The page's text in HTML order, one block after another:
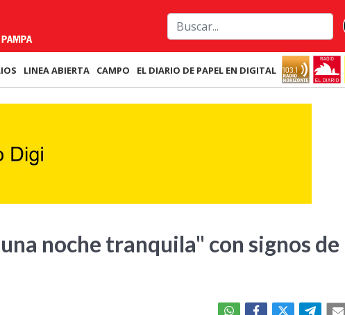
LINEA ABIERTA CAMPO EL DIARIO DE PAPEL EN DIGITAL
noche tranquila" con signos de